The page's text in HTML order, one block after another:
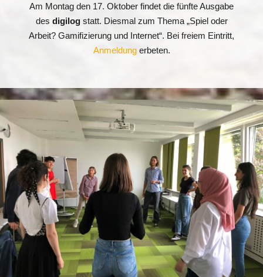
Am Montag den 17. Oktober findet die fünfte Ausgabe
des digilog statt. Diesmal zum Thema „Spiel oder
Arbeit? Gamifizierung und Internet“. Bei freiem Eintritt,
Anmeldungerbeten.